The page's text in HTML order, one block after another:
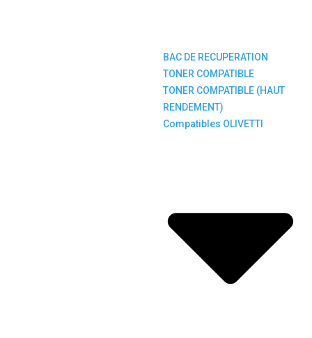
BAC DE RECUPERATION
TONER COMPATIBLE
TONER COMPATIBLE (HAUT
RENDEMENT)
Compatibles OLIVETTI